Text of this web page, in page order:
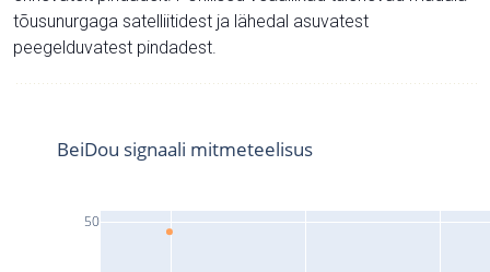
tõusunurgaga satelliitidest ja lähedal asuvatest
peegelduvatest pindadest.
50
BeiDou signaali mitmeteelisus